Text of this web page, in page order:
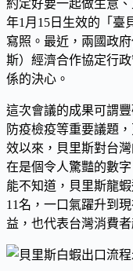
約定好要一起做生意
年1月15日生效的「臺
寫照。最近，兩國政
斯）經濟合作協定行
係的決心。
這次會議的成果可謂
防疫檢疫等重要議題
效以來，貝里斯對台
在是個令人驚豔的數
能不知道，貝里斯龍
11名，一口氣躍升到
益，也代表台灣消費